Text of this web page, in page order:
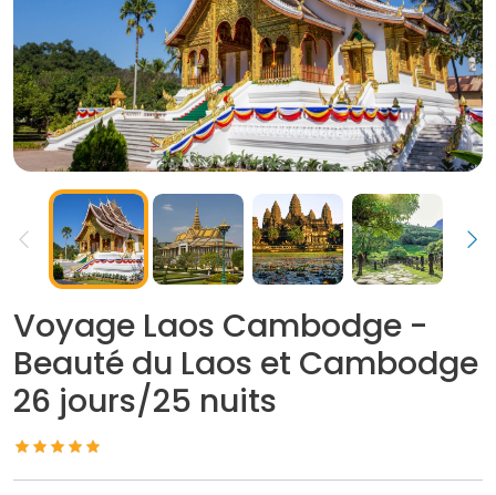
Voyage Laos Cambodge -
Beauté du Laos et Cambodge
26 jours/25 nuits